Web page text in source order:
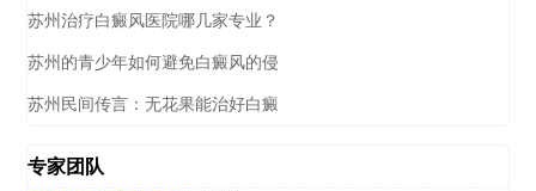
苏州治疗白癜风医院哪几家专业？
苏州的青少年如何避免白癜风的侵
苏州民间传言：无花果能治好白癜
专家团队